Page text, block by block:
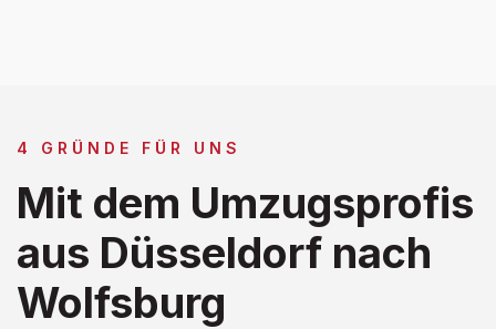
4 GRÜNDE FÜR UNS
Mit dem Umzugsprofis
aus Düsseldorf nach
Wolfsburg